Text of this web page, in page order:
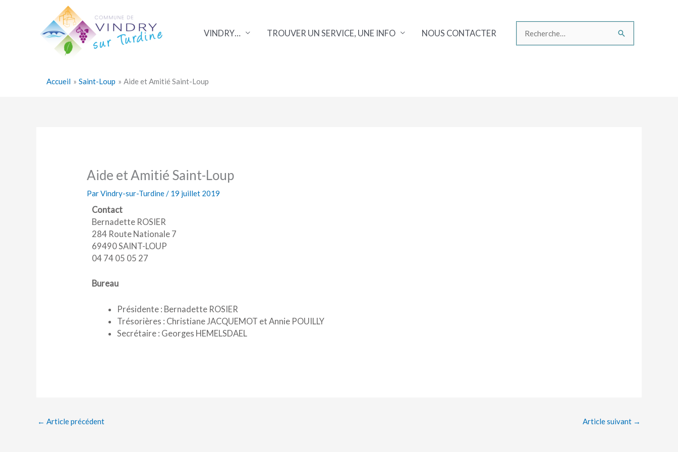
VINDRY… TROUVER UN SERVICE, UNE INFO NOUS CONTACTER Rechercher :
Accueil Saint-Loup Aide et Amitié Saint-Loup
Aide et Amitié Saint-Loup
ParVindry-sur-Turdine/ 19 juillet 2019
Contact
Bernadette ROSIER
284 Route Nationale 7
69490 SAINT-LOUP
04 74 05 05 27
Bureau
Présidente : Bernadette ROSIER
Trésorières : Christiane JACQUEMOT et Annie POUILLY
Secrétaire : Georges HEMELSDAEL
← Article précédent Article suivant →